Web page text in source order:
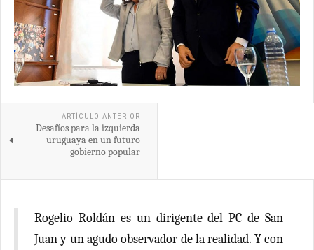
ARTÍCULO ANTERIOR
Desafíos para la izquierda
uruguaya en un futuro
gobierno popular
Rogelio Roldán es un dirigente del PC de San
Juan y un agudo observador de la realidad. Y con